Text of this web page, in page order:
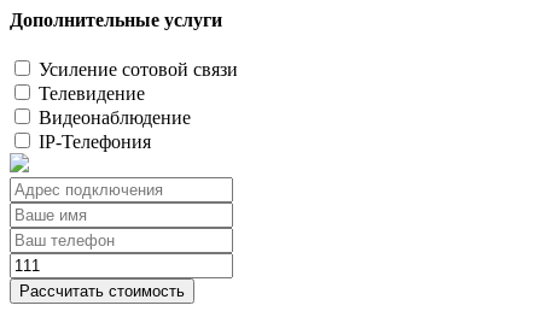
Дополнительные услуги
Усиление сотовой связи
Телевидение
Видеонаблюдение
IP-Телефония
Рассчитать стоимость